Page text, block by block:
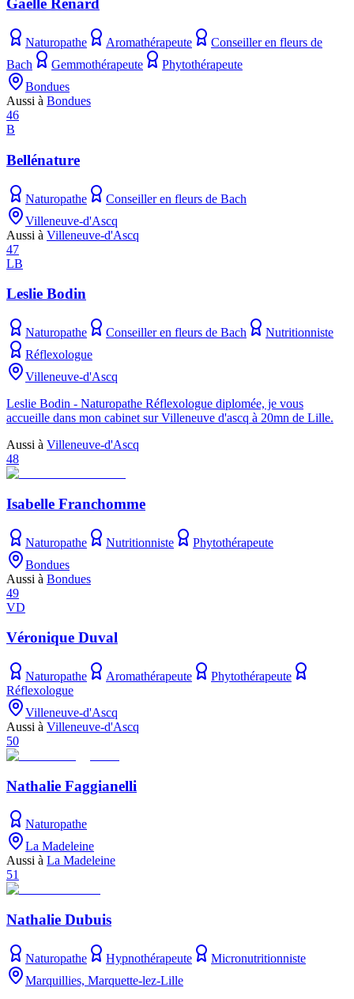
Gaëlle Renard
Naturopathe Aromathérapeute
Conseiller en fleurs de
Bach
Gemmothérapeute
Phytothérapeute
Bondues
Aussi à Bondues
46
B
Bellénature
Naturopathe
Conseiller en fleurs de Bach
Villeneuve-d'Ascq
Aussi à Villeneuve-d'Ascq
47
LB
Leslie Bodin
Naturopathe Conseiller en fleurs de Bach
Nutritionniste
Réflexologue
Villeneuve-d'Ascq
Leslie Bodin - Naturopathe Réflexologue diplomée, je vous
accueille dans mon cabinet sur Villeneuve d'ascq à 20mn de Lille.
Aussi à Villeneuve-d'Ascq
48
Isabelle Franchomme
Naturopathe Nutritionniste
Phytothérapeute
Bondues
Aussi à Bondues
49
VD
Véronique Duval
Naturopathe Aromathérapeute
Phytothérapeute
Réflexologue
Villeneuve-d'Ascq
Aussi à Villeneuve-d'Ascq
50
Nathalie Faggianelli
Naturopathe
La Madeleine
Aussi à La Madeleine
51
Nathalie Dubuis
Naturopathe Hypnothérapeute
Micronutritionniste
Marquillies, Marquette-lez-Lille